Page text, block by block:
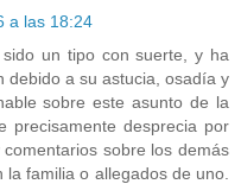
a las 18:24
un tipo con suerte, y ha
debido a su astucia, osadía y
sobre este asunto de la
precisamente desprecia por
sobre los demás
familia o allegados de uno.